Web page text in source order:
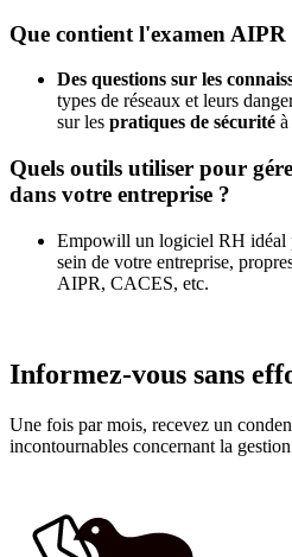
Que contient l'examen AIPR
Des questions sur les
types de réseaux et leurs
sur les pratiques de sécurité
Quels outils utiliser pour
dans votre entreprise ?
Empowill un logiciel RH idéal
sein de votre entreprise,
AIPR, CACES, etc.
Informez-vous sans
Une fois par mois, recevez un
incontournables concernant la